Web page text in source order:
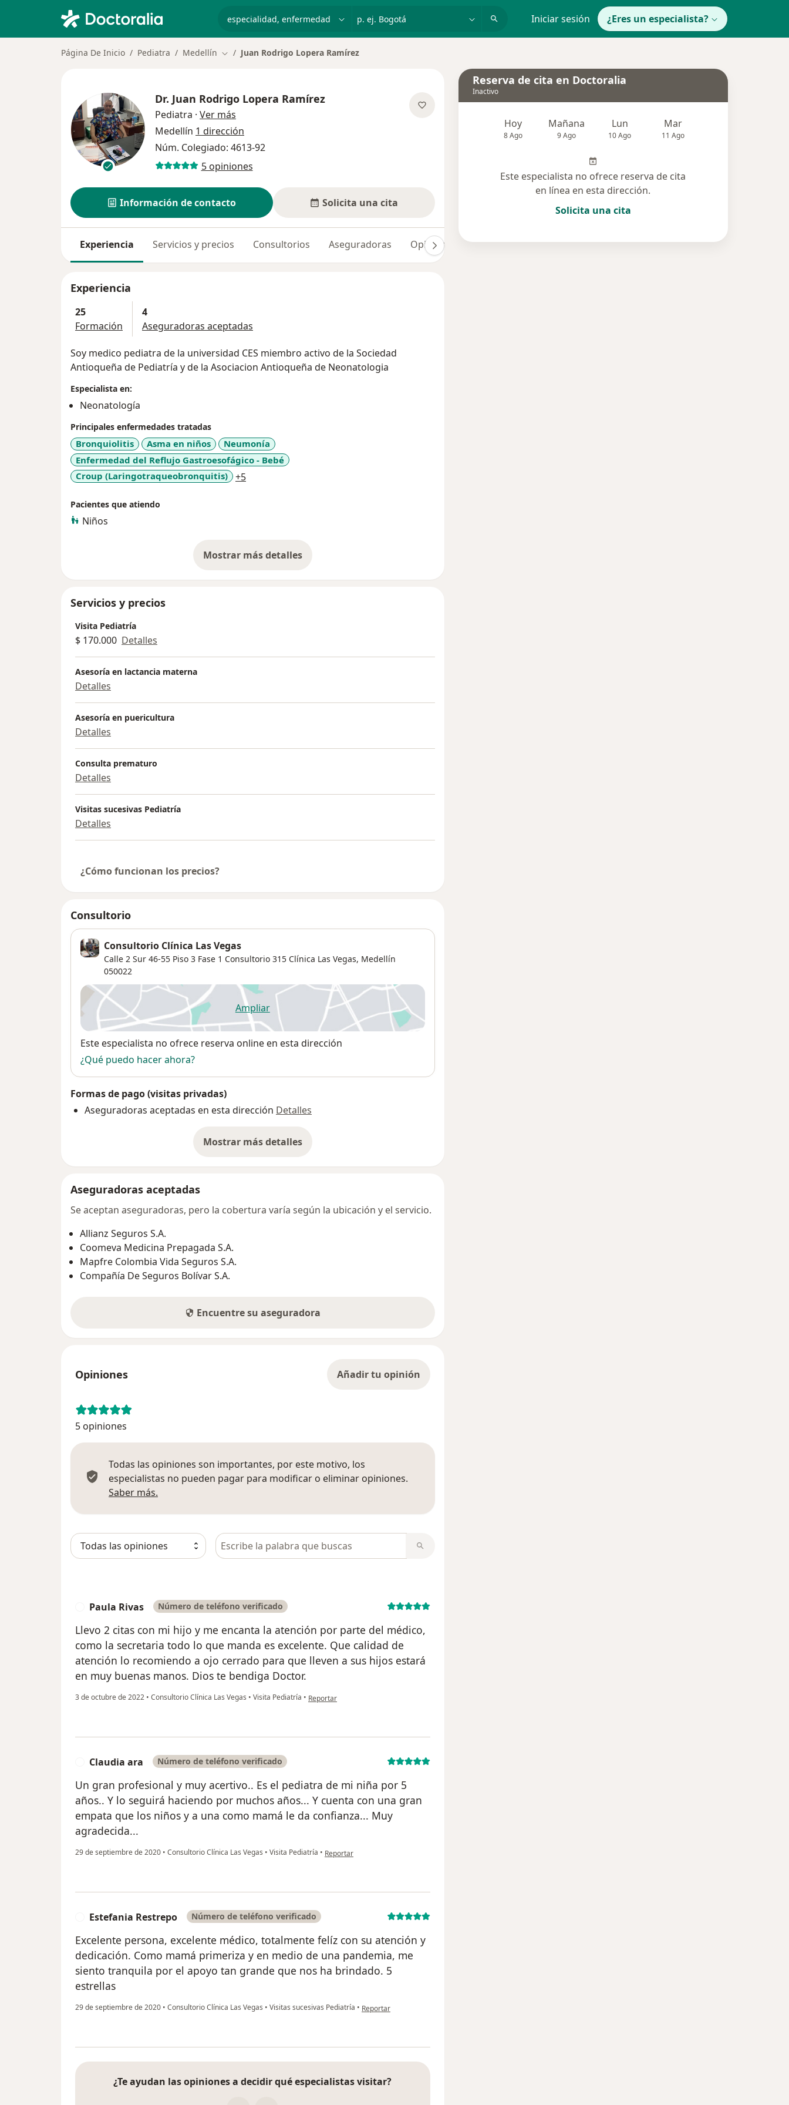
p. ej. Bogotá Iniciar sesión ¿Eres un especialista?
Página De Inicio Pediatra Medellín Cambiar de ciudad
Juan Rodrigo Lopera Ramírez
Dr. Juan Rodrigo Lopera Ramírez
Pediatra · Ver más
Medellín 1 dirección
Núm. Colegiado: 4613-92
5 opiniones
Información de contacto Solicita una cita
Experiencia Servicios y precios Consultorios Aseguradoras Opiniones (5) Dudas solucionadas (16)
Experiencia
25
Formación
4
Aseguradoras aceptadas
Soy medico pediatra de la universidad CES miembro activo de la Sociedad
Antioqueña de Pediatría y de la Asociacion Antioqueña de Neonatologia
Especialista en:
Neonatología
Principales enfermedades tratadas
Bronquiolitis Asma en niños
Neumonía
Enfermedad del Reflujo Gastroesofágico - Bebé
Croup (Laringotraqueobronquitis)
+5a11y_sr_more_diseases
Pacientes que atiendo
Niños
Mostrar más detalles
sobre la experiencia
Servicios y precios
Visita Pediatría
$ 170.000 Detalles
Asesoría en lactancia materna
Detalles
Asesoría en puericultura
Detalles
Consulta prematuro
Detalles
Visitas sucesivas Pediatría
Detalles
¿Cómo funcionan los precios?
Consultorio
Consultorio Clínica Las Vegas
Calle 2 Sur 46-55 Piso 3 Fase 1 Consultorio 315 Clínica Las Vegas, Medellín
050022
Ampliarse abre en una nueva pestaña
Disponibilidad
Este especialista no ofrece reserva online en esta dirección
¿Qué puedo hacer ahora?
Formas de pago (visitas privadas)
Aseguradoras aceptadas en esta dirección Detalles
Mostrar más detalles
sobre la dirección
Aseguradoras aceptadas
Se aceptan aseguradoras, pero la cobertura varía según la ubicación y el servicio.
Allianz Seguros S.A.
Coomeva Medicina Prepagada S.A.
Mapfre Colombia Vida Seguros S.A.
Compañía De Seguros Bolívar S.A.
Encuentre su aseguradora
Opiniones Añadir tu opinión
5 opiniones
Todas las opiniones son importantes, por este motivo, los
especialistas no pueden pagar para modificar o eliminar opiniones.
Saber más.
Busca en opiniones
Paula Rivas Número de teléfono verificado
Llevo 2 citas con mi hijo y me encanta la atención por parte del médico,
como la secretaria todo lo que manda es excelente. Que calidad de
atención lo recomiendo a ojo cerrado para que lleven a sus hijos estará
en muy buenas manos. Dios te bendiga Doctor.
3 de octubre de 2022 • Consultorio Clínica Las Vegas • Visita Pediatría • en opinión del usuario Paula Rivas
Reportar
Claudia ara Número de teléfono verificado
Un gran profesional y muy acertivo.. Es el pediatra de mi niña por 5
años.. Y lo seguirá haciendo por muchos años... Y cuenta con una gran
empata que los niños y a una como mamá le da confianza... Muy
agradecida...
29 de septiembre de 2020 • Consultorio Clínica Las Vegas • Visita Pediatría • en opinión del usuario Claudia ara
Reportar
Estefania Restrepo Número de teléfono verificado
Excelente persona, excelente médico, totalmente felíz con su atención y
dedicación. Como mamá primeriza y en medio de una pandemia, me
siento tranquila por el apoyo tan grande que nos ha brindado. 5
estrellas
29 de septiembre de 2020 • Consultorio Clínica Las Vegas • Visitas sucesivas Pediatría • en opinión del usuario Estefania Restrepo
Reportar
¿Te ayudan las opiniones a decidir qué especialistas visitar?
Reserva de cita en Doctoralia
Inactivo
Hoy
8 Ago
Mañana
9 Ago
Lun
10 Ago
Mar
11 Ago
Este especialista no ofrece reserva de cita
en línea en esta dirección.
Solicita una cita